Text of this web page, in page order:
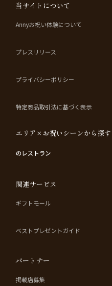
当サイトについて
Annyお祝い体験について
プレスリリース
プライバシーポリシー
特定商品取引法に基づく表示
エリア×お祝いシーンから探す
のレストラン
関連サービス
ギフトモール
ベストプレゼントガイド
パートナー
掲載店募集